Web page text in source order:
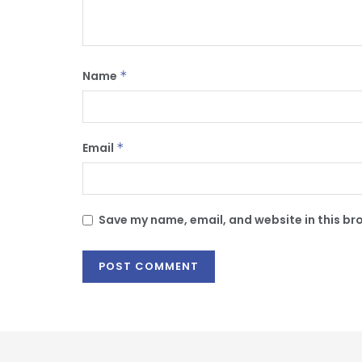
Name *
Email *
Save my name, email, and website in this